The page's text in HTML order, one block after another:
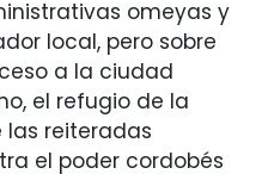
omeyas y
local, pero sobre
a la ciudad
el refugio de la
reiteradas
el poder cordobés